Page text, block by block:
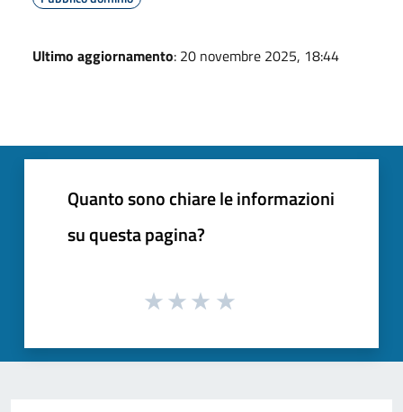
Ultimo aggiornamento: 20 novembre 2025, 18:44
Quanto sono chiare le informazioni
su questa pagina?